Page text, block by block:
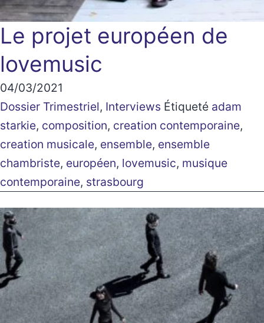
Le projet européen de
lovemusic
04/03/2021
Dossier Trimestriel, Interviews Étiqueté adam
starkie, composition, creation contemporaine,
creation musicale, ensemble, ensemble
chambriste, européen, lovemusic, musique
contemporaine, strasbourg